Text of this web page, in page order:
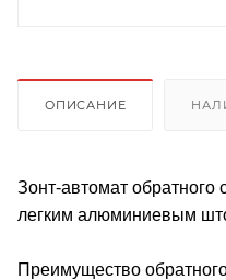
ОПИСАНИЕ
Зонт-автомат обратного
легким алюминиевым
Преимущество